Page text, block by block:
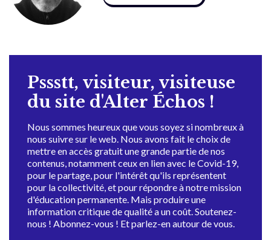
Pssstt, visiteur, visiteuse
du site d'Alter Échos !
Nous sommes heureux que vous soyez si nombreux à
nous suivre sur le web. Nous avons fait le choix de
mettre en accès gratuit une grande partie de nos
contenus, notamment ceux en lien avec le Covid-19,
pour le partage, pour l'intérêt qu'ils représentent
pour la collectivité, et pour répondre à notre mission
d'éducation permanente. Mais produire une
information critique de qualité a un coût. Soutenez-
nous ! Abonnez-vous ! Et parlez-en autour de vous.